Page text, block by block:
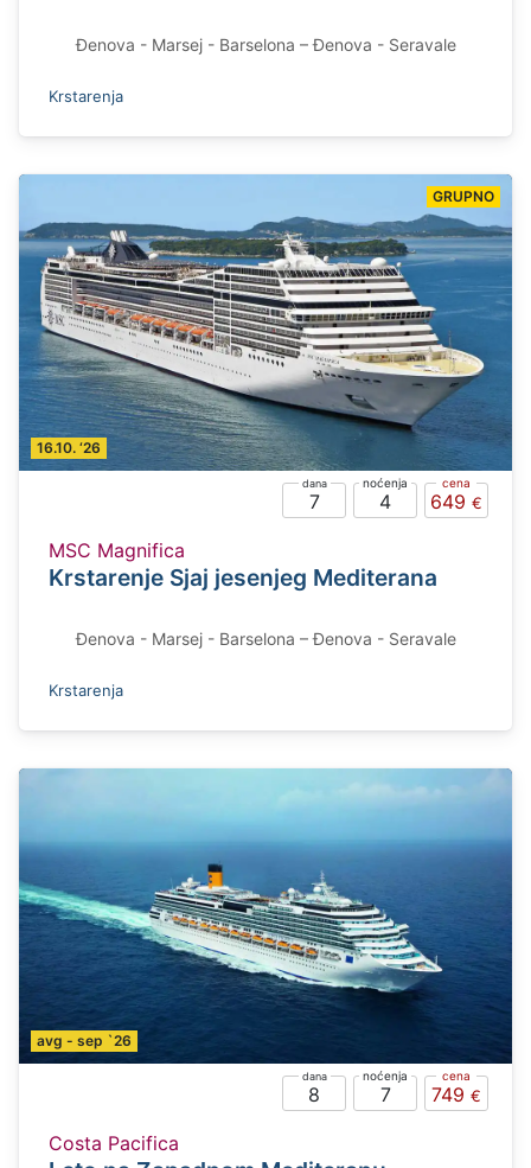
Đenova - Marsej - Barselona – Đenova - Seravale
Krstarenja
GRUPNO
16.10. ‘26
7 4 649
MSC Magnifica
Krstarenje Sjaj jesenjeg Mediterana
Đenova - Marsej - Barselona – Đenova - Seravale
Krstarenja
avg - sep `26
8 7 749
Costa Pacifica